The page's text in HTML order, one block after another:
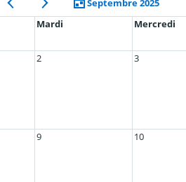
Mardi Mercredi
2 3
9 10